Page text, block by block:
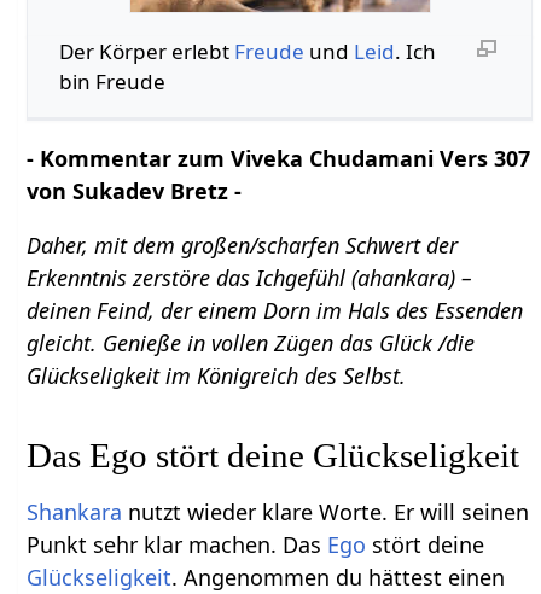
Der Körper erlebt Freude und Leid. Ich
bin Freude
- Kommentar zum Viveka Chudamani Vers 307
von Sukadev Bretz -
Daher, mit dem großen/scharfen Schwert der
Erkenntnis zerstöre das Ichgefühl (ahankara) –
deinen Feind, der einem Dorn im Hals des Essenden
gleicht. Genieße in vollen Zügen das Glück /die
Glückseligkeit im Königreich des Selbst.
Das Ego stört deine Glückseligkeit
Shankara nutzt wieder klare Worte. Er will seinen
Punkt sehr klar machen. Das Ego stört deine
Glückseligkeit. Angenommen du hättest einen